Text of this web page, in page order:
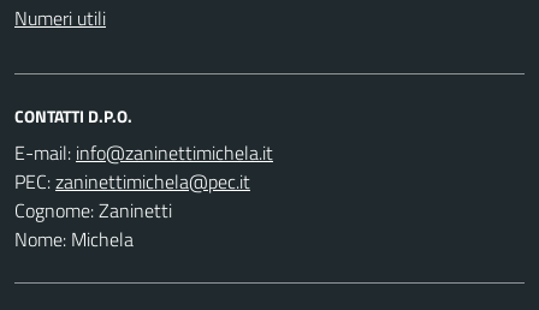
Numeri utili
CONTATTI D.P.O.
E-mail:
PEC:
Cognome: Zaninetti
Nome: Michela